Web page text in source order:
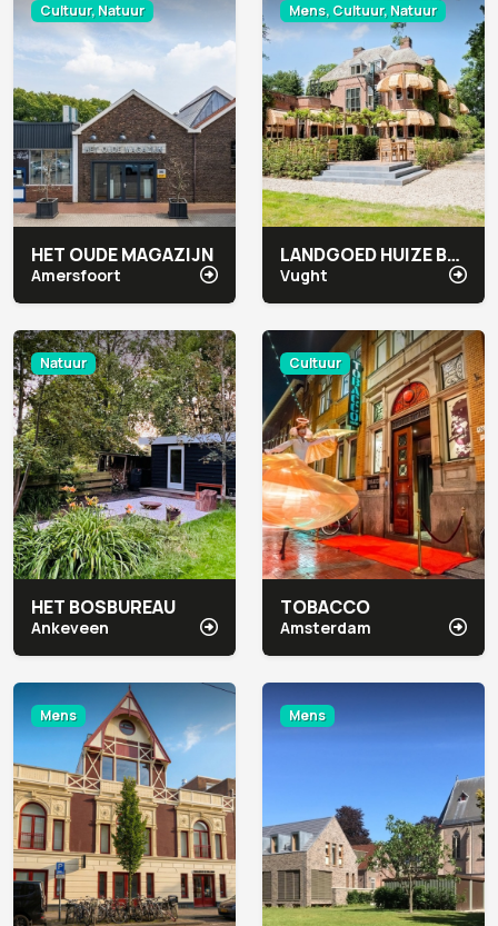
Cultuur, Natuur
HET OUDE MAGAZIJN
Amersfoort
Mens, Cultuur, Natuur
LANDGOED HUIZE BERGEN
Vught
Natuur
HET BOSBUREAU
Ankeveen
Cultuur
TOBACCO
Amsterdam
Mens Mens